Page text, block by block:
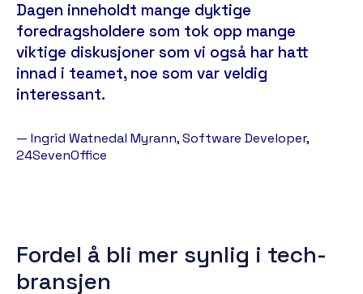
Dagen inneholdt mange dyktige
foredragsholdere som tok opp mange
viktige diskusjoner som vi også har hatt
innad i teamet, noe som var veldig
interessant.
— Ingrid Watnedal Myrann, Software Developer,
24SevenOffice
Fordel å bli mer synlig i tech-
bransjen